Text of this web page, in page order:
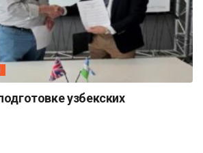
узбекских